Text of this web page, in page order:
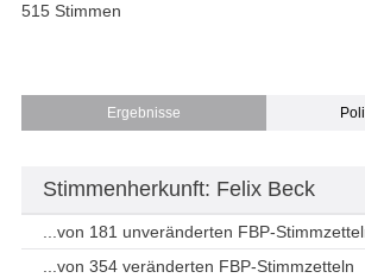
515 Stimmen
Ergebnisse
Stimmenherkunft: Felix Beck
...von 181 unveränderten FBP-
...von 354 veränderten FBP-Stimmzetteln